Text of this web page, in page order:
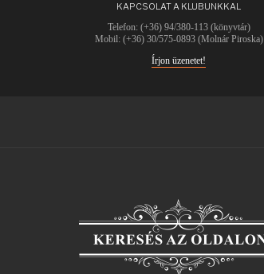
KAPCSOLAT A KLUBUNKKAL
Telefon: (+36) 94/380-113 (könyvtár)
Mobil: (+36) 30/575-0893 (Molnár Piroska)
Írjon üzenetet!